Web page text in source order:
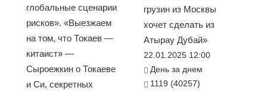
глобальные сценарии
рисков». «Выезжаем
на том, что Токаев —
китаист» —
Сыроежкин о Токаеве
и Си, секретных
грузин из Москвы
хочет сделать из
Атырау Дубай»
22.01.2025 12:00
День за днем
1119 (40257)